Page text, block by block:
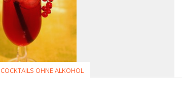
COCKTAILS OHNE ALKOHOL